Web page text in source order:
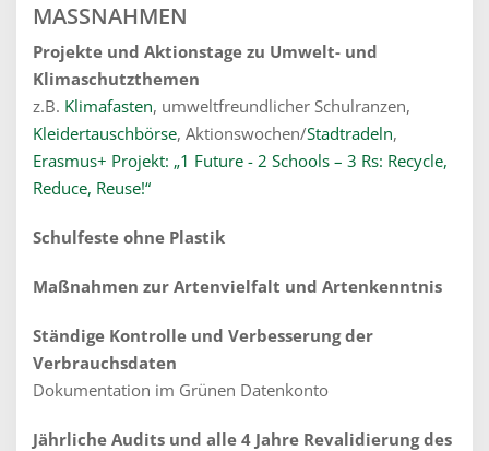
MASSNAHMEN
Projekte und Aktionstage zu Umwelt- und
Klimaschutzthemen
z.B. Klimafasten, umweltfreundlicher Schulranzen,
Kleidertauschbörse, Aktionswochen/Stadtradeln,
Erasmus+ Projekt: „1 Future - 2 Schools – 3 Rs: Recycle,
Reduce, Reuse!“
Schulfeste ohne Plastik
Maßnahmen zur Artenvielfalt und Artenkenntnis
Ständige Kontrolle und Verbesserung der
Verbrauchsdaten
Dokumentation im Grünen Datenkonto
Jährliche Audits und alle 4 Jahre Revalidierung des